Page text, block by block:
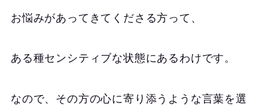
お悩みがあってきてくださる方って、
ある種センシティブな状態にあるわけです。
なので、その方の心に寄り添うような言葉を選